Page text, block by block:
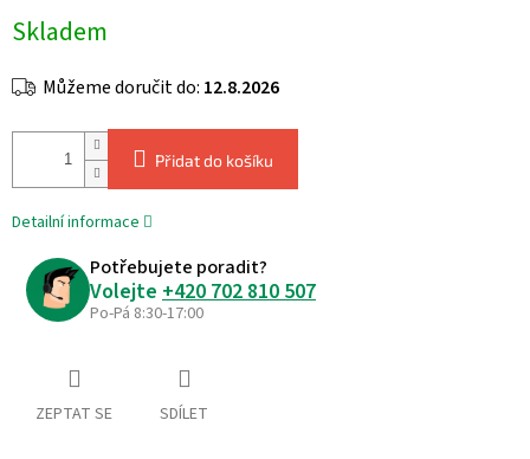
cena:
Skladem
Můžeme doručit do: 12.8.2026
Přidat do košíku
Detailní informace
Potřebujete poradit?
Volejte +420 702 810 507
Po-Pá 8:30-17:00
ZEPTAT SE SDÍLET